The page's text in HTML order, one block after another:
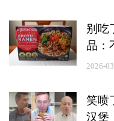
别吃
品：
2026-
笑喷
汉堡